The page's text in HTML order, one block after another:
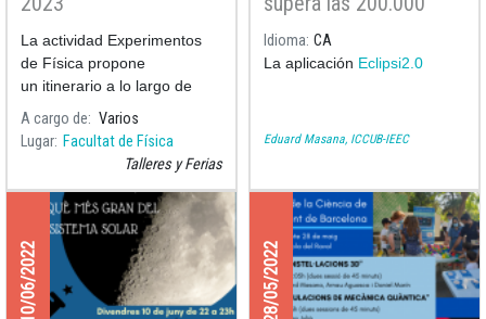
La actividad Experimentos
de Física propone
un itinerario a lo largo de
diversos ámbitos de la Física
realitzado a través de
diversos experimentos
professores-monitores de la
A cargo de
Varios
Lugar Facultat de Física
Talleres y Ferias
descargas
Idioma CA
La aplicación Eclipsi2.0
Eduard Masana, ICCUB-IEEC
10/06/2022 28/05/2022